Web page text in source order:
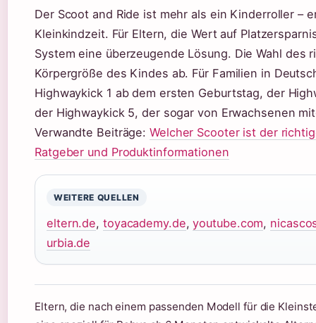
Der Scoot and Ride ist mehr als ein Kinderroller –
Kleinkindzeit. Für Eltern, die Wert auf
System eine überzeugende Lösung. Die Wahl
Körpergröße des Kindes ab. Für Familien in
Highwaykick 1 ab dem ersten Geburtstag, der
der Highwaykick 5, der sogar von Erwachsenen
Verwandte Beiträge: Welcher Scooter ist der
Ratgeber und Produktinformationen
WEITERE QUELLEN
eltern.de, toyacademy.de,youtube.com,
urbia.de
Eltern, die nach einem passenden Modell für die